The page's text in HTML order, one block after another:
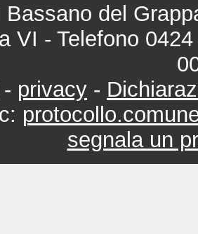
Bassano del
VI - Telefono
- privacy -
segnala un